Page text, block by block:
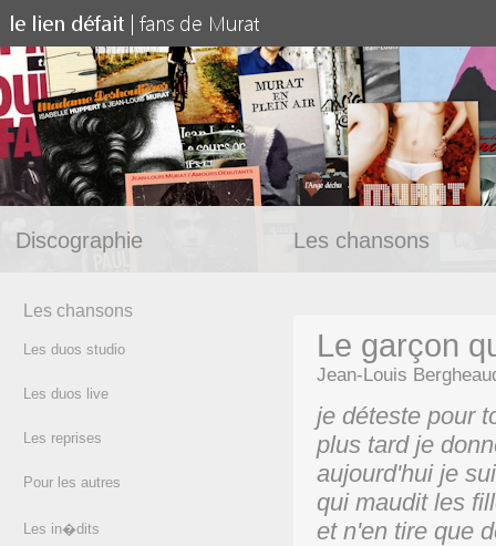
Discographie Les chansons
Les chansons
Les duos studio
Les duos live
Les reprises
Pour les autres
Les in�dits
Le garçon
Jean-Louis
je déteste pour
plus tard je
aujourd'hui je
qui maudit les
et n'en tire que